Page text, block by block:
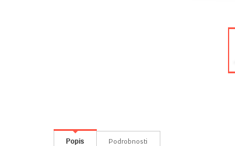
Popis Podrobnosti